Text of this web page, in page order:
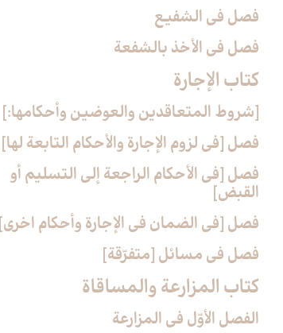
فصل في الشفيع
فصل في الأخذ بالشفعة
كتاب الإجارة
[شروط المتعاقدين والعوضين وأحكامها:]
فصل [في لزوم الإجارة والأحكام التابعة لها]
فصل [في الأحكام الراجعة إلى التسليم أو
القبض‏]
فصل [في الضمان في الإجارة وأحكام اخرى‏]
فصل في مسائل [متفرّقة]
كتاب المزارعة والمساقاة
الفصل الأوّل في المزارعة